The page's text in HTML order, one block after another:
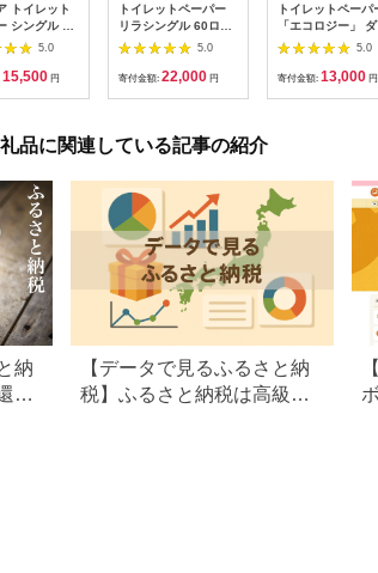
トイレット
シングル 着
定日配送 72
× 6P 2倍
アパルプ
活 エコ
料無料 愛媛
5.0
15,500 円
トイレットペーパー
リラシングル 60ロー
ル入り 高知県土佐市
【ハヤシ商事株式会
社】 [BQAD004]
5.0
寄付金額: 22,000 円
トイレットペーパ
「エコロジー」 ダ
ル 96ロール 大容量
エンボス 消臭 ベビ
ローズの香り 再生
5.0
寄付金額: 13,000 円
品に関連している記事の紹介
納
元
【データで見るふるさと納
税】ふるさと納税は高級志